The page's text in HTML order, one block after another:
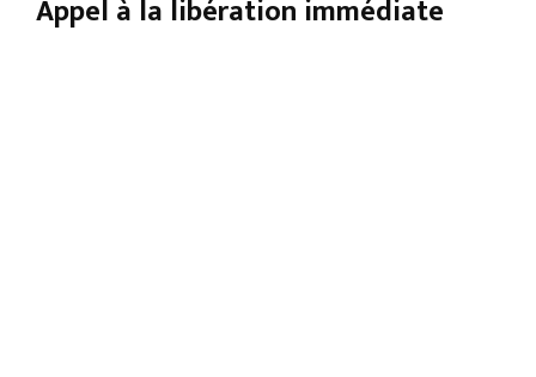
Appel à la libération immédiate